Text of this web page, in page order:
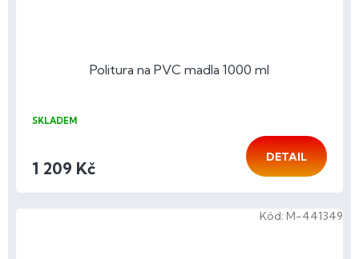
Politura na PVC madla 1000 ml
SKLADEM
1 209 Kč
DETAIL
Kód: M-441349